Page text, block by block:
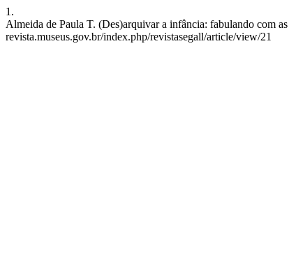
1.
Almeida de Paula T. (Des)arquivar a infância: fabulando com
revista.museus.gov.br/index.php/revistasegall/article/view/21